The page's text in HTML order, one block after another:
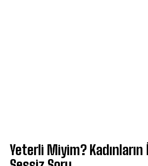
Yeterli Miyim?